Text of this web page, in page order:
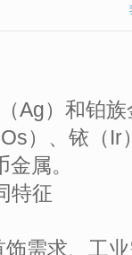
Ag）和铂
）、铱（
属。
特征
饰需求、工